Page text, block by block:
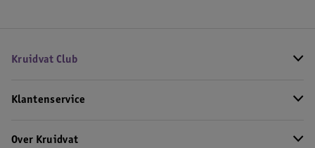
Kruidvat Club
Klantenservice
Over Kruidvat